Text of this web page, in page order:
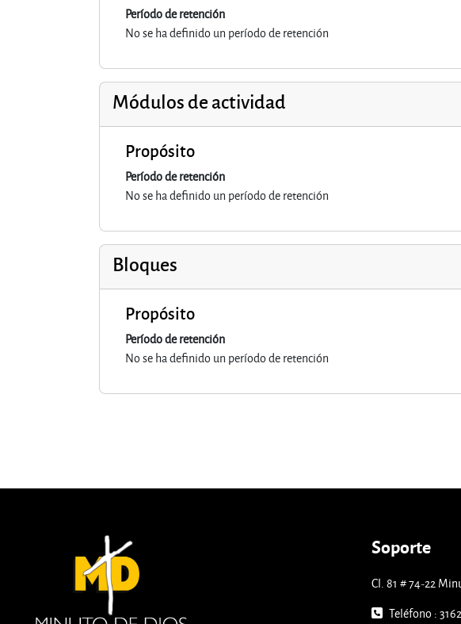
Período de retención
No se ha definido un período de retención
Módulos de actividad
Propósito
Período de retención
No se ha definido un período de retención
Bloques
Propósito
Período de retención
No se ha definido un período de retención
Soporte
Cl. 81 # 74-22
Teléfono :